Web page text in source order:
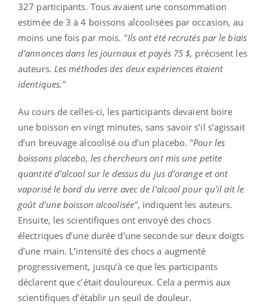
327 participants. Tous avaient une consommation
estimée de 3 à 4 boissons alcoolisées par occasion, au
moins une fois par mois. "Ils ont été recrutés par le biais
d’annonces dans les journaux et payés 75 $, précisent les
auteurs. Les méthodes des deux expériences étaient
identiques."
Au cours de celles-ci, les participants devaient boire
une boisson en vingt minutes, sans savoir s’il s’agissait
d’un breuvage alcoolisé ou d’un placebo. "Pour les
boissons placebo, les chercheurs ont mis une petite
quantité d’alcool sur le dessus du jus d’orange et ont
vaporisé le bord du verre avec de l’alcool pour qu’il ait le
goût d’une boisson alcoolisée", indiquent les auteurs.
Ensuite, les scientifiques ont envoyé des chocs
électriques d’une durée d’une seconde sur deux doigts
d’une main. L’intensité des chocs a augmenté
progressivement, jusqu’à ce que les participants
déclarent que c’était douloureux. Cela a permis aux
scientifiques d’établir un seuil de douleur.